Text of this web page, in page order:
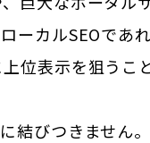
ーカルSEOであ
位表示を狙うこ
結びつきません